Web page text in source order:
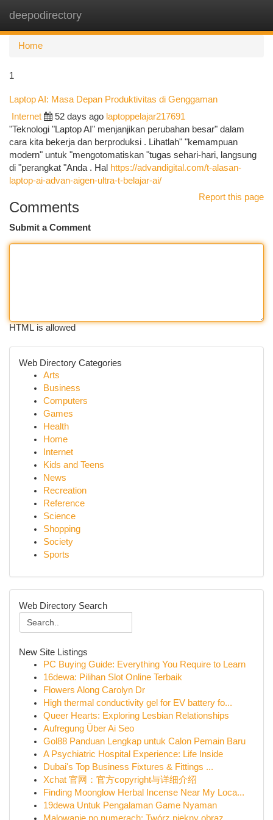
deepodirectory
Home
1
Laptop AI: Masa Depan Produktivitas di Genggaman
Internet 52 days ago laptoppelajar217691
"Teknologi "Laptop AI" menjanjikan perubahan besar" dalam
cara kita bekerja dan berproduksi . Lihatlah" "kemampuan
modern" untuk "mengotomatiskan "tugas sehari-hari, langsung
di "perangkat "Anda . Hal https://advandigital.com/t-alasan-
laptop-ai-advan-aigen-ultra-t-belajar-ai/
Report this page
Comments
Submit a Comment
HTML is allowed
Web Directory Categories
Arts
Business
Computers
Games
Health
Home
Internet
Kids and Teens
News
Recreation
Reference
Science
Shopping
Society
Sports
Web Directory Search
New Site Listings
PC Buying Guide: Everything You Require to Learn
16dewa: Pilihan Slot Online Terbaik
Flowers Along Carolyn Dr
High thermal conductivity gel for EV battery fo...
Queer Hearts: Exploring Lesbian Relationships
Aufregung Über Ai Seo
Gol88 Panduan Lengkap untuk Calon Pemain Baru
A Psychiatric Hospital Experience: Life Inside
Dubai's Top Business Fixtures & Fittings ...
Xchat 官网：官方copyright与详细介绍
Finding Moonglow Herbal Incense Near My Loca...
19dewa Untuk Pengalaman Game Nyaman